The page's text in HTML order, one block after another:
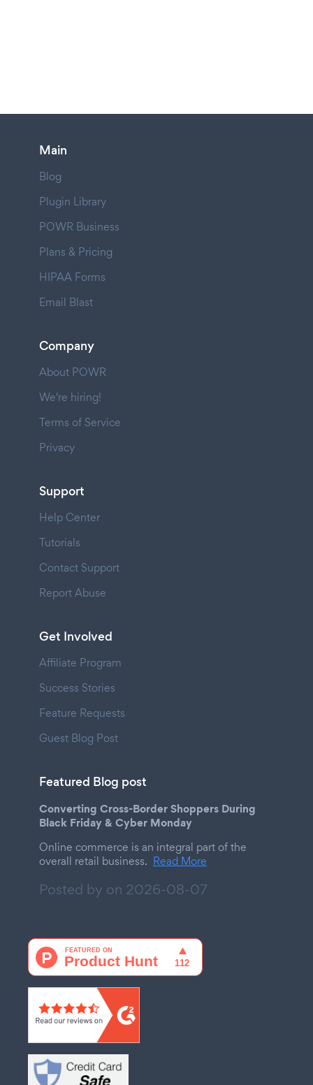
Main
Blog
Plugin Library
POWR Business
Plans & Pricing
HIPAA Forms
Email Blast
Company
About POWR
We're hiring!
Terms of Service
Privacy
Support
Help Center
Tutorials
Contact Support
Report Abuse
Get Involved
Affiliate Program
Success Stories
Feature Requests
Guest Blog Post
Featured Blog post
Converting Cross-Border Shoppers During
Black Friday & Cyber Monday
Online commerce is an integral part of the
overall retail business. Read More
Posted by on 2026-08-07